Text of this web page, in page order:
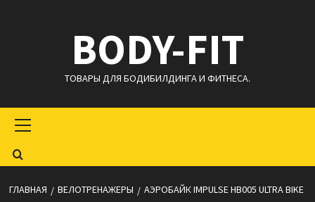
BODY-FIT
ТОВАРЫ ДЛЯ БОДИБИЛДИНГА И ФИТНЕСА.
меню
ГЛАВНАЯ ВЕЛОТРЕНАЖЕРЫ
АЭРОБАЙК IMPULSE HB005 ULTRA BIKE